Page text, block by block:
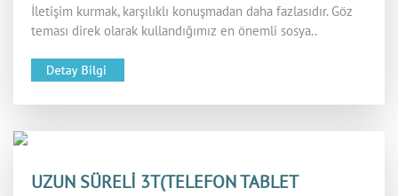
İletişim kurmak, karşılıklı konuşmadan daha fazlasıdır. Göz
teması direk olarak kullandığımız en önemli sosya..
UZUN SÜRELİ 3T(TELEFON TABLET